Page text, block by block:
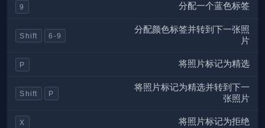
9 分配一个蓝色标签
Shift 6-9
分配颜色标签并转到下一张照
片
P 将照片标记为精选
Shift P
将照片标记为精选并转到下一
张照片
X 将照片标记为拒绝